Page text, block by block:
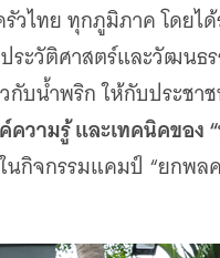
วไทย ทุกภูมิภาค โดยไ
ระวัติศาสตร์และวัฒนธ
กับน้ำพริก ให้กับประชา
วามรู้ และเทคนิคของ
นกิจกรรมแคมป์ “ยกพล